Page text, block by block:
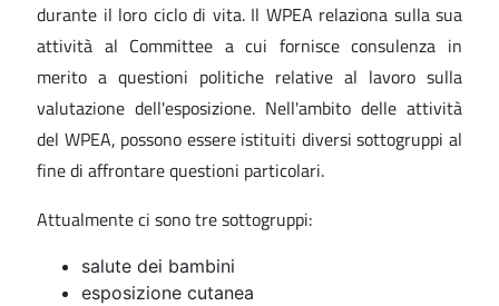
durante il loro ciclo di vita. Il WPEA relaziona sulla sua
attività al Committee a cui fornisce consulenza in
merito a questioni politiche relative al lavoro sulla
valutazione dell'esposizione. Nell'ambito delle attività
del WPEA, possono essere istituiti diversi sottogruppi al
fine di affrontare questioni particolari.
Attualmente ci sono tre sottogruppi:
salute dei bambini
esposizione cutanea